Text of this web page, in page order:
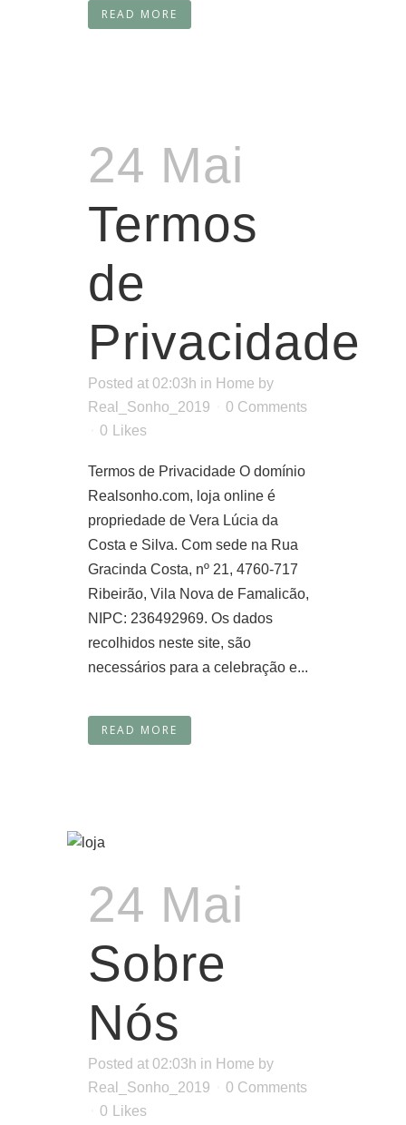
READ MORE
24 Mai
Termos
de
Privacidade
Posted at 02:03h in Home by
Real_Sonho_2019
0 Comments
0
Likes
Termos de Privacidade O domínio
Realsonho.com, loja online é
propriedade de Vera Lúcia da
Costa e Silva. Com sede na Rua
Gracinda Costa, nº 21, 4760-717
Ribeirão, Vila Nova de Famalicão,
NIPC: 236492969. Os dados
recolhidos neste site, são
necessários para a celebração e...
READ MORE
24 Mai
Sobre
Nós
Posted at 02:03h in Home by
Real_Sonho_2019
0 Comments
0
Likes